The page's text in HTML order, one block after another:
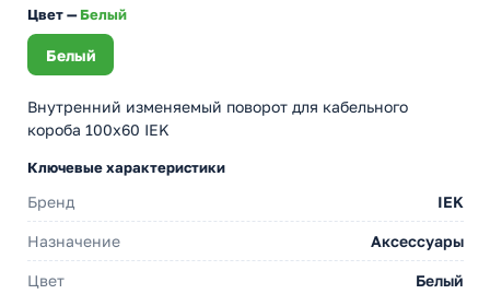
Цвет —Белый
Белый
Внутренний изменяемый поворот для кабельного
короба 100x60 IEK
Ключевые характеристики
Бренд IEK
Назначение Аксессуары
Цвет Белый